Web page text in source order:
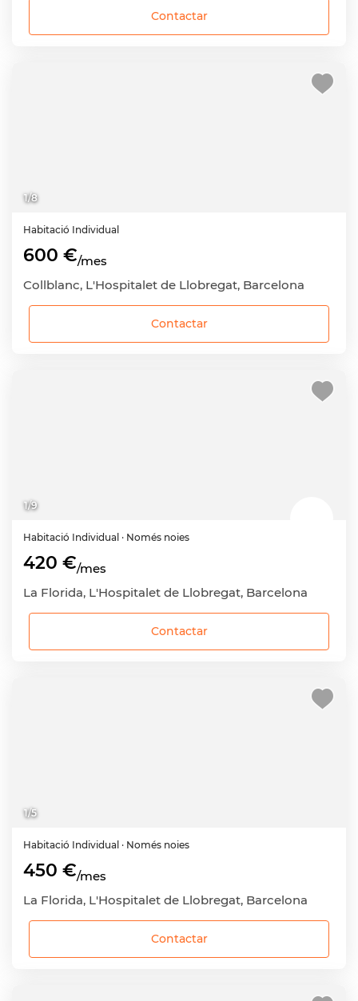
Contactar
1/8
Habitació Individual
600 €/mes
Collblanc, L'Hospitalet de Llobregat, Barcelona
Contactar
1/9
Habitació Individual · Només noies
420 €/mes
La Florida, L'Hospitalet de Llobregat, Barcelona
Contactar
1/5
Habitació Individual · Només noies
450 €/mes
La Florida, L'Hospitalet de Llobregat, Barcelona
Contactar